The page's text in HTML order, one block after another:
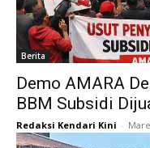
Berita
Demo AMARA
BBM Subsidi
Redaksi Kendari Kini -